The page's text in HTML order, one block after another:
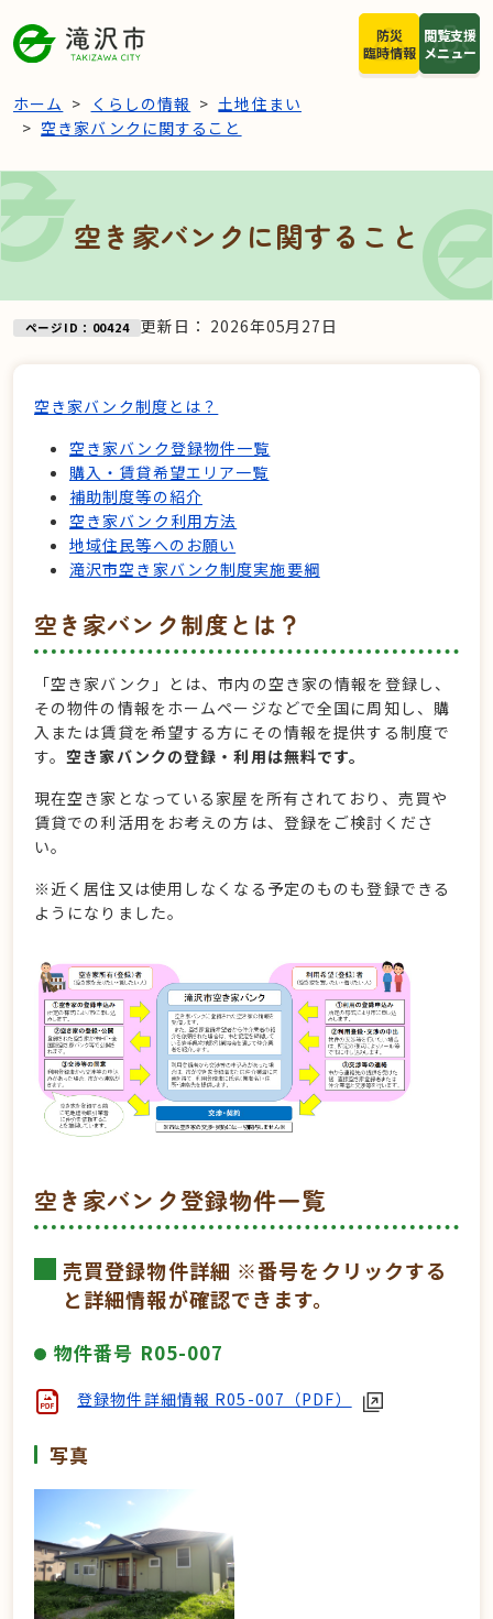
閲覧支援
メニュー
防災
臨時情報
ホーム くらしの情報
土地住まい
空き家バンクに関すること
空き家バンクに関すること
ページID：00424 更新日： 2026年05月27日
空き家バンク制度とは？
空き家バンク登録物件一覧
購入・賃貸希望エリア一覧
補助制度等の紹介
空き家バンク利用方法
地域住民等へのお願い
滝沢市空き家バンク制度実施要綱
空き家バンク制度とは？
「空き家バンク」とは、市内の空き家の情報を登録し、
その物件の情報をホームページなどで全国に周知し、購
入または賃貸を希望する方にその情報を提供する制度で
す。空き家バンクの登録・利用は無料です。
現在空き家となっている家屋を所有されており、売買や
賃貸での利活用をお考えの方は、登録をご検討くださ
い。
※近く居住又は使用しなくなる予定のものも登録できる
ようになりました。
空き家バンク登録物件一覧
売買登録物件詳細 ※番号をクリックする
と詳細情報が確認できます。
物件番号 R05-007
登録物件詳細情報 R05-007（PDF）
写真